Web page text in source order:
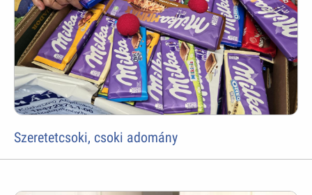
Szeretetcsoki, csoki adomány